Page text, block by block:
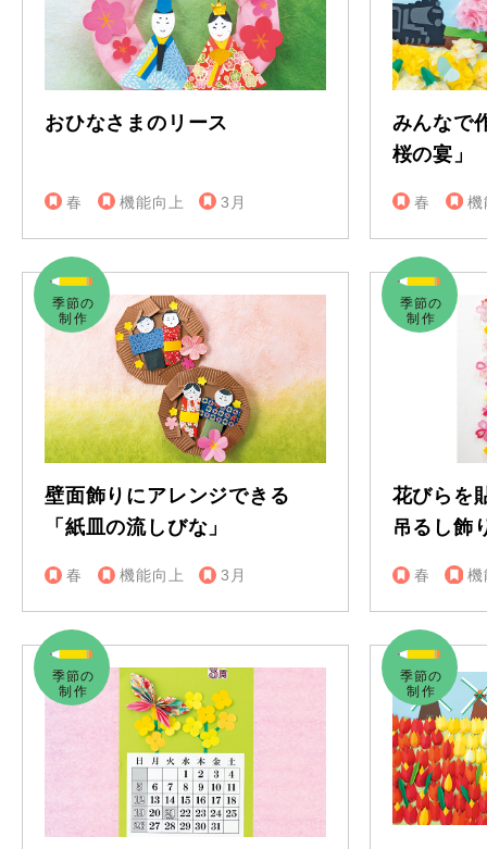
おひなさまのリース
春 機能向上 3月
みんなで
桜の宴」
春 機
壁面飾りにアレンジできる
「紙皿の流しびな」
春 機能向上 3月
花びらを
吊るし飾
春 機